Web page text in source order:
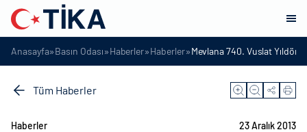
Anasayfa»Basın Odası»Haberler»Haberler»Mevlana 740. Vuslat
Tüm Haberler
Haberler 23 Aralık 2013